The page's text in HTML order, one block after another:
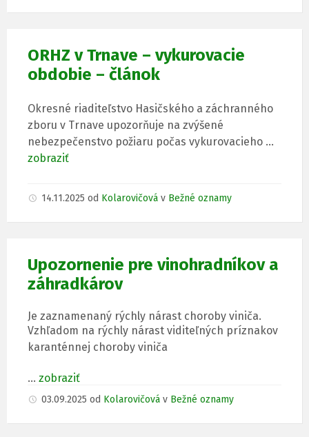
ORHZ v Trnave – vykurovacie
obdobie – článok
Okresné riaditeľstvo Hasičského a záchranného
zboru v Trnave upozorňuje na zvýšené
nebezpečenstvo požiaru počas vykurovacieho …
zobraziť
14.11.2025 od Kolarovičová v Bežné oznamy
Upozornenie pre vinohradníkov a
záhradkárov
Je zaznamenaný rýchly nárast choroby viniča.
Vzhľadom na rýchly nárast viditeľných príznakov
karanténnej choroby viniča
… zobraziť
03.09.2025 od Kolarovičová v Bežné oznamy